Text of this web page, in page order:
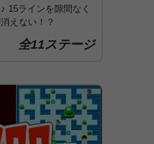
15ラインを隙間なく
えない！？
全11ステージ